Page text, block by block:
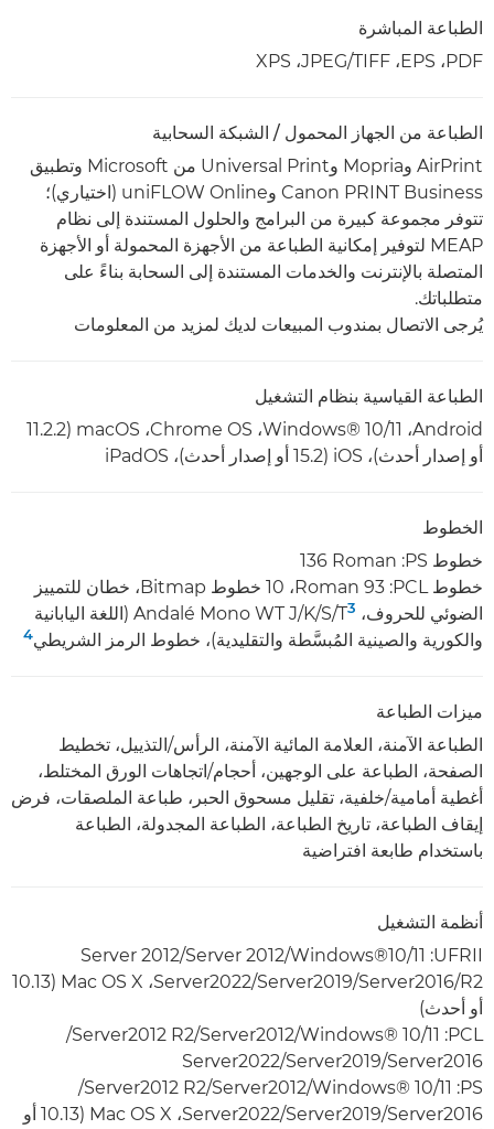
الطباعة المباشرة
PDF،‏ EPS،‏ TIFF/‏JPEG، ‏XPS
الطباعة من الجهاز المحمول / الشبكة السحابية
AirPrint وMopria وUniversal Print من Microsoft وتطبيق
Canon PRINT Business وuniFLOW Online (اختياري)؛
تتوفر مجموعة كبيرة من البرامج والحلول المستندة إلى نظام
MEAP لتوفير إمكانية الطباعة من الأجهزة المحمولة أو الأجهزة
المتصلة بالإنترنت والخدمات المستندة إلى السحابة بناءً على
متطلباتك.
يُرجى الاتصال بمندوب المبيعات لديك لمزيد من المعلومات
الطباعة القياسية بنظام التشغيل
Android‏، Windows® 10/11، ‏Chrome OS‏، macOS (11.2.2
أو إصدار أحدث)، iOS (15.2 أو إصدار أحدث)، iPadOS
الخطوط
خطوط PS:‏ ‎136 Roman
خطوط PCL:‏ ‎‏93 Roman،‏ 10 خطوط Bitmap، خطان للتمييز
الضوئي للحروف، Andalé Mono WT J/K/S/T 3
(اللغة اليابانية
والكورية والصينية المُبسَّطة والتقليدية)، خطوط الرمز الشريطي4
ميزات الطباعة
الطباعة الآمنة، العلامة المائية الآمنة، الرأس/التذييل، تخطيط
الصفحة، الطباعة على الوجهين، أحجام/اتجاهات الورق المختلط،
أغطية أمامية/خلفية، تقليل مسحوق الحبر، طباعة الملصقات، فرض
إيقاف الطباعة، تاريخ الطباعة، الطباعة المجدولة، الطباعة
باستخدام طابعة افتراضية
أنظمة التشغيل
UFRII‏: Windows®10/11/‏Server 2012‏/Server 2012
R2‏/Server2016‏/Server2019‏/Server2022،‏ Mac OS X (10.13
أو أحدث)
PCL:‏ Windows® 10/11/‏Server2012‏/Server2012 R2‏/
Server2016‏/Server2019‏/Server2022
PS:‏ Windows® 10/11/‏Server2012‏/Server2012 R2‏/
Server2016‏/Server2019‏/Server2022،‏ Mac OS X ‏(10.13 أو